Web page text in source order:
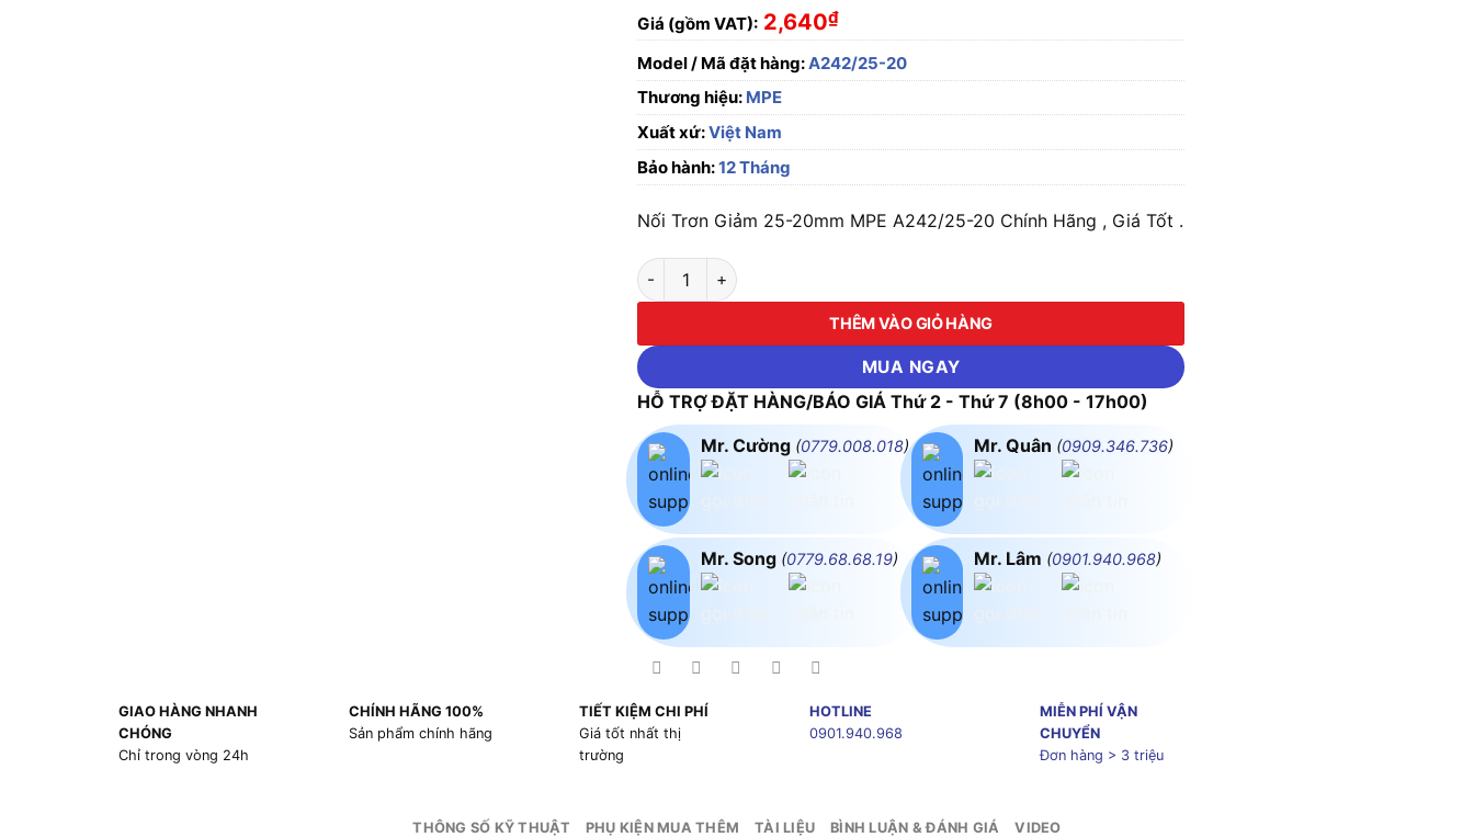
Giá (gồm VAT): 2,640₫
Model / Mã đặt hàng:A242/25-20
Thương hiệu: MPE
Xuất xứ:Việt Nam
Bảo hành:12 Tháng
Nối Trơn Giảm 25-20mm MPE A242/25-20 Chính Hãng , Giá Tốt .
Nối Trơn Giảm 25-20mm MPE A242/25-20 số lượng
THÊM VÀO GIỎ HÀNG
MUA NGAY
HỖ TRỢ ĐẶT HÀNG/BÁO GIÁ Thứ 2 - Thứ 7 (8h00 - 17h00)
Mr. Cường (0779.008.018)
Mr. Song (0779.68.68.19)
Mr. Quân (0909.346.736)
Mr. Lâm (0901.940.968)
GIAO HÀNG NHANH
CHÓNG
Chỉ trong vòng 24h
CHÍNH HÃNG 100%
Sản phẩm chính hãng
TIẾT KIỆM CHI PHÍ
Giá tốt nhất thị
trường
HOTLINE
0901.940.968
MIỄN PHÍ VẬN
CHUYỂN
Đơn hàng > 3 triệu
THÔNG SỐ KỸ THUẬT PHỤ KIỆN MUA THÊM TÀI LIỆU BÌNH LUẬN & ĐÁNH GIÁ VIDEO